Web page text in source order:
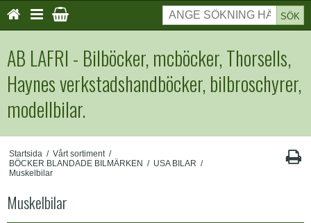
SÖK
AB LAFRI - Bilböcker, mcböcker, Thorsells,
Haynes verkstadshandböcker, bilbroschyrer,
modellbilar.
Startsida / Vårt sortiment /
BÖCKER BLANDADE BILMÄRKEN / USA BILAR /
Muskelbilar
Muskelbilar